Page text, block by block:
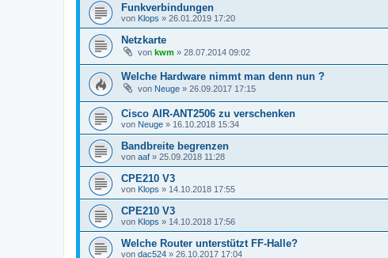
Funkverbindungen
von Klops » 26.01.2019 17:20
Netzkarte
von kwm » 28.07.2014 09:02
Welche Hardware nimmt man denn nun ?
von Neuge » 26.09.2017 17:15
Cisco AIR-ANT2506 zu verschenken
von Neuge » 16.10.2018 15:34
Bandbreite begrenzen
von aaf » 25.09.2018 11:28
CPE210 V3
von Klops » 14.10.2018 17:55
CPE210 V3
von Klops » 14.10.2018 17:56
Welche Router unterstützt FF-Halle?
von dac524 » 26.10.2017 17:04